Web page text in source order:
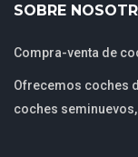
SOBRE
Compra-venta de
Ofrecemos coches
coches